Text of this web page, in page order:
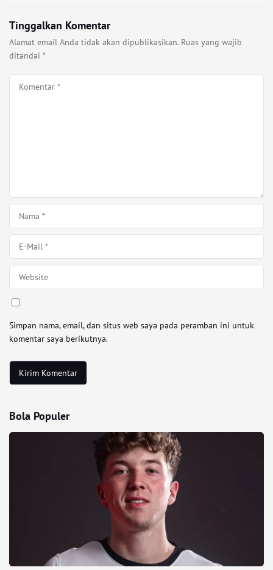
Tinggalkan Komentar
Alamat email Anda tidak akan dipublikasikan. Ruas yang wajib
ditandai *
Simpan nama, email, dan situs web saya pada peramban ini untuk
komentar saya berikutnya.
Bola Populer